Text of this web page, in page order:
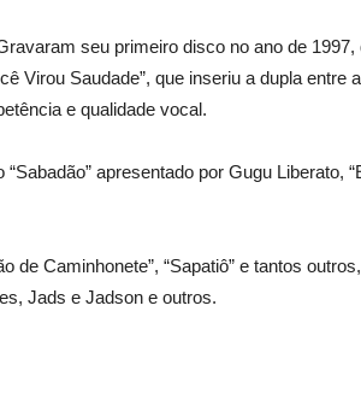
seu primeiro disco no ano de 1997,
Virou Saudade”, que inseriu a dupla entre
e qualidade vocal.
apresentado por Gugu Liberato,
de Caminhonete”, “Sapatiô” e tantos
Jads e Jadson e outros.